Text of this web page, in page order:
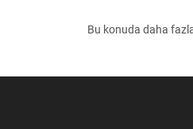
Bu konuda daha